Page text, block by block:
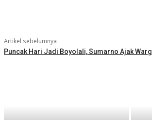
Artikel sebelumnya
Puncak Hari Jadi Boyolali, Sumarno Ajak